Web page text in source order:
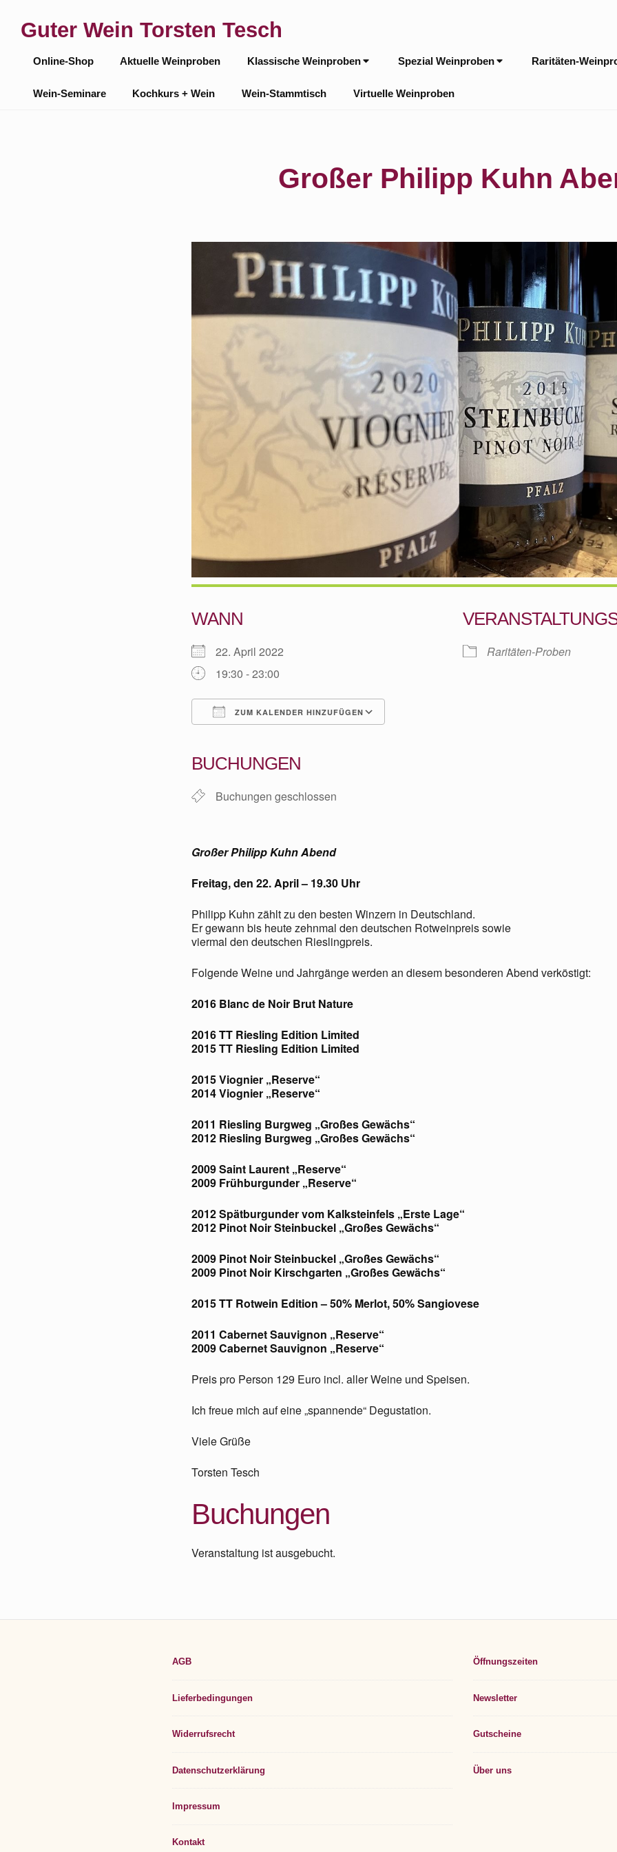
Guter Wein Torsten Tesch
Site
Online-Shop Aktuelle Weinproben Klassische Weinproben Spezial Weinproben Raritäten-
Wein-Seminare Kochkurs + Wein Wein-Stammtisch Virtuelle Weinproben
Großer Philipp Kuhn
WANN
22. April 2022
19:30 - 23:00
ZUM KALENDER HINZUFÜGEN
BUCHUNGEN
Buchungen geschlossen
Raritäten-Proben
Großer Philipp Kuhn Abend
Freitag, den 22. April – 19.30 Uhr
Philipp Kuhn zählt zu den besten Winzern in Deutschland.
Er gewann bis heute zehnmal den deutschen Rotweinpreis sowie
viermal den deutschen Rieslingpreis.
Folgende Weine und Jahrgänge werden an diesem besonderen Abend verköstigt:
2016 Blanc de Noir Brut Nature
2016 TT Riesling Edition Limited
2015 TT Riesling Edition Limited
2015 Viognier „Reserve“
2014 Viognier „Reserve“
2011 Riesling Burgweg „Großes Gewächs“
2012 Riesling Burgweg „Großes Gewächs“
2009 Saint Laurent „Reserve“
2009 Frühburgunder „Reserve“
2012 Spätburgunder vom Kalksteinfels „Erste Lage“
2012 Pinot Noir Steinbuckel „Großes Gewächs“
2009 Pinot Noir Steinbuckel „Großes Gewächs“
2009 Pinot Noir Kirschgarten „Großes Gewächs“
2015 TT Rotwein Edition – 50% Merlot, 50% Sangiovese
2011 Cabernet Sauvignon „Reserve“
2009 Cabernet Sauvignon „Reserve“
Preis pro Person 129 Euro incl. aller Weine und Speisen.
Ich freue mich auf eine „spannende“ Degustation.
Viele Grüße
Torsten Tesch
Buchungen
Veranstaltung ist ausgebucht.
Footer
Area
AGB
Lieferbedingungen
Widerrufsrecht
Datenschutzerklärung
Impressum
Kontakt
Öffnungszeiten
Newsletter
Gutscheine
Über uns